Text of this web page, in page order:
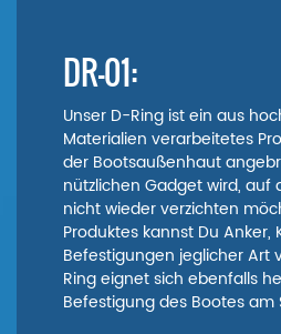
DR-01:
Unser D-Ring ist ein aus
Materialien verarbeitetes
der Bootsaußenhaut
nützlichen Gadget wird, auf
nicht wieder verzichten
Produktes kannst Du Anker,
Befestigungen jeglicher Art
Ring eignet sich ebenfalls
Befestigung des Bootes am